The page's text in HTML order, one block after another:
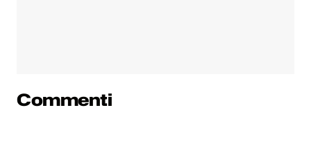
Commenti